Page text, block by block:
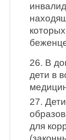
26. В
дети в
27.
для